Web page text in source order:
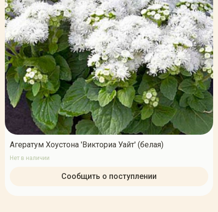
Агератум Хоустона 'Викториа Уайт' (белая)
Нет в наличии
Сообщить о поступлении